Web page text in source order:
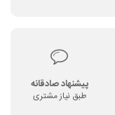
پیشنهاد صادقانه
طبق نیاز مشتری